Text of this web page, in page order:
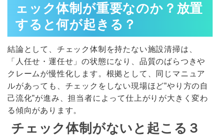
ェック体制が重要なのか？放置
すると何が起きる？
結論として、チェック体制を持たない施設清掃は、
「人任せ・運任せ」の状態になり、品質のばらつきや
クレームが慢性化します。根拠として、同じマニュア
ルがあっても、チェックをしない現場ほど”やり方の自
己流化”が進み、担当者によって仕上がりが大きく変わ
る傾向があります。
チェック体制がないと起こる３